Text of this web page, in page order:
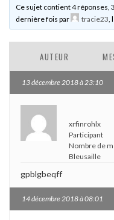
Ce sujet contient 4 réponses,
dernière fois par
tracie23,
AUTEUR
13 décembre 2018 à 23:10
xrfinrohlx
Participant
Nombre de
Bleusaille
gpblgbeqff
14 décembre 2018 à 08:01